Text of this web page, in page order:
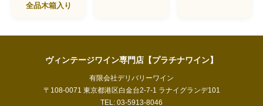
全品木箱入り
ヴィンテージワイン専門店【プラチナワイン】
有限会社デリバリーワイン
〒108-0071 東京都港区白金台2-7-1 ラナイグランデ101
TEL: 03-5913-8046